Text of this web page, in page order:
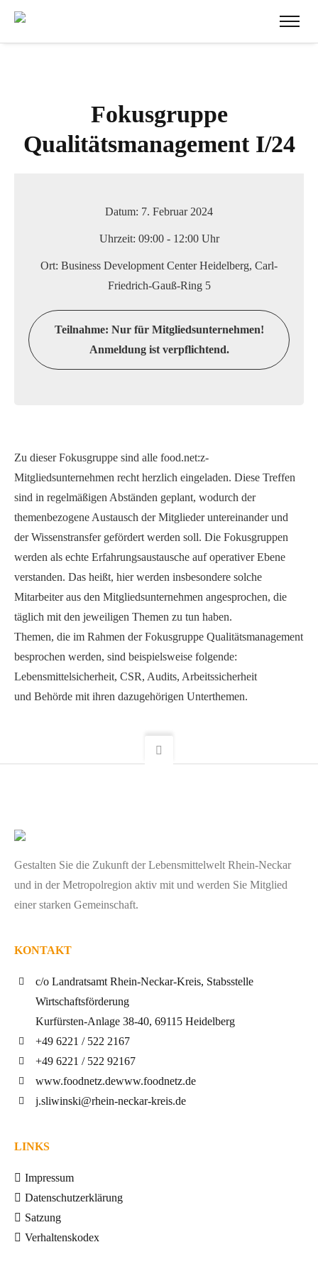
Fokusgruppe
Qualitätsmanagement I/24
Datum: 7. Februar 2024
Uhrzeit: 09:00 - 12:00 Uhr
Ort: Business Development Center Heidelberg, Carl-
Friedrich-Gauß-Ring 5
Teilnahme: Nur für Mitgliedsunternehmen!
Anmeldung ist verpflichtend.
Zu dieser Fokusgruppe sind alle food.net:z-
Mitgliedsunternehmen recht herzlich eingeladen. Diese Treffen
sind in regelmäßigen Abständen geplant, wodurch der
themenbezogene Austausch der Mitglieder untereinander und
der Wissenstransfer gefördert werden soll. Die Fokusgruppen
werden als echte Erfahrungsaustausche auf operativer Ebene
verstanden. Das heißt, hier werden insbesondere solche
Mitarbeiter aus den Mitgliedsunternehmen angesprochen, die
täglich mit den jeweiligen Themen zu tun haben.
Themen, die im Rahmen der Fokusgruppe Qualitätsmanagement
besprochen werden, sind beispielsweise folgende:
Lebensmittelsicherheit, CSR, Audits, Arbeitssicherheit
und Behörde mit ihren dazugehörigen Unterthemen.
Gestalten Sie die Zukunft der Lebensmittelwelt Rhein-Neckar
und in der Metropolregion aktiv mit und werden Sie Mitglied
einer starken Gemeinschaft.
KONTAKT
c/o Landratsamt Rhein-Neckar-Kreis, Stabsstelle
Wirtschaftsförderung
Kurfürsten-Anlage 38-40, 69115 Heidelberg
+49 6221 / 522 2167
+49 6221 / 522 92167
www.foodnetz.dewww.foodnetz.de
j.sliwinski@rhein-neckar-kreis.de
LINKS
Impressum
Datenschutzerklärung
Satzung
Verhaltenskodex